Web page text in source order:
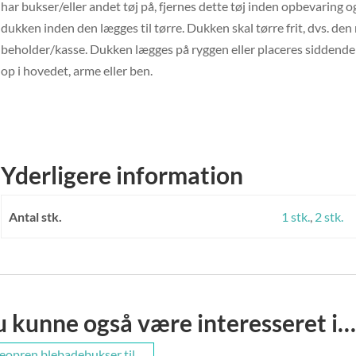
har bukser/eller andet tøj på, fjernes dette tøj inden opbevaring
dukken inden den lægges til tørre. Dukken skal tørre frit, dvs.
beholder/kasse. Dukken lægges på ryggen eller placeres
op i hovedet, arme eller ben.
Yderligere information
Antal stk. 1 stk., 2 stk.
kunne også være interesseret i…